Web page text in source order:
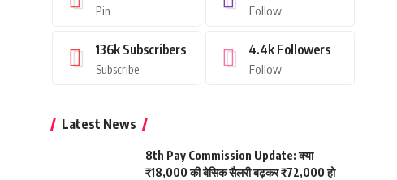
Pin Follow
136k Subscribers
Subscribe
4.4k Followers
Follow
Latest News
8th Pay Commission Update: क्या
₹18,000 की बेसिक सैलरी बढ़कर ₹72,000 हो